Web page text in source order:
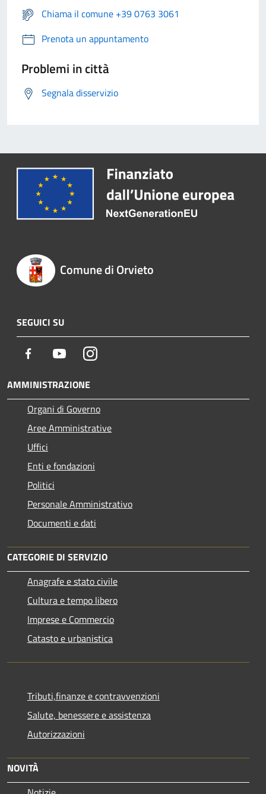
Chiama il comune +39 0763 3061
Prenota un appuntamento
Problemi in città
Segnala disservizio
Comune di Orvieto
SEGUICI SU
Facebook YoutubeInstagram
AMMINISTRAZIONE
Organi di Governo
Aree Amministrative
Uffici
Enti e fondazioni
Politici
Personale Amministrativo
Documenti e dati
CATEGORIE DI SERVIZIO
Anagrafe e stato civile
Cultura e tempo libero
Imprese e Commercio
Catasto e urbanistica
Tributi,finanze e contravvenzioni
Salute, benessere e assistenza
Autorizzazioni
NOVITÀ